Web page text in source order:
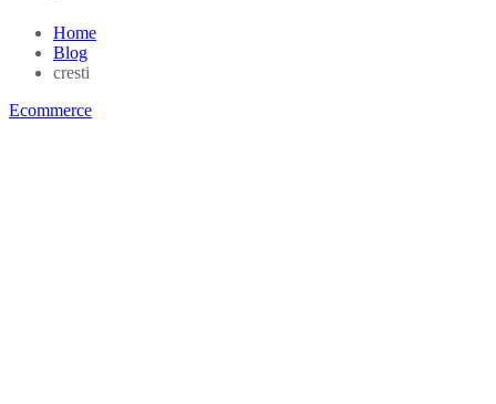
Home
Blog
cresti
Ecommerce